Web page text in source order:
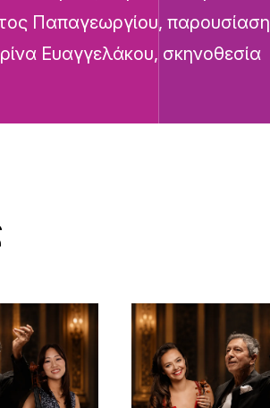
Παπαγεωργίου, παρουσίαση
Ευαγγελάκου, σκηνοθεσία